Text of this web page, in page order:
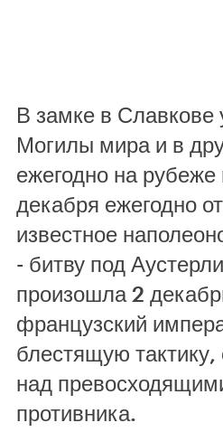
В замке в Славкове
Могилы мира и в
ежегодно на рубеже
декабря ежегодно
известное
- битву под
произошла 2
французский
блестящую
над
противника.